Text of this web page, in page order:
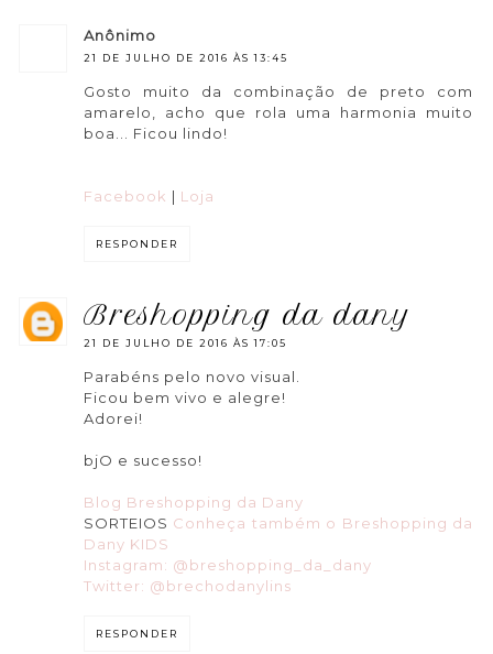
anônimo
21 DE JULHO DE 2016 ÀS 13:45
Gosto muito da combinação de preto com
amarelo, acho que rola uma harmonia muito
boa... Ficou lindo!
Facebook | Loja
RESPONDER
breshopping da dany
21 DE JULHO DE 2016 ÀS 17:05
Parabéns pelo novo visual.
Ficou bem vivo e alegre!
Adorei!
bjO e sucesso!
Blog Breshopping da Dany
SORTEIOS Conheça também o Breshopping da
Dany KIDS
Instagram: @breshopping_da_dany
Twitter: @brechodanylins
RESPONDER